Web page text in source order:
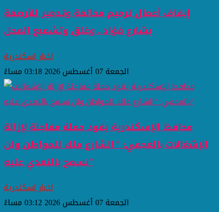
إيقاف أعمال ترميم مخالفة وتدمير للأرصفة
بشارع فؤاد.. وغلق وتشميع المحل
اخبار اسكندرية
الجمعة 07 أغسطس 2026 03:18 مساءً
محافظ الإسكندرية يقود حملة مفاجئة لإزالة
الإشغالات بالعجمي: "الشارع ملك للمواطن ولن
نسمح بالتعدي عليه"
اخبار اسكندرية
الجمعة 07 أغسطس 2026 03:12 مساءً